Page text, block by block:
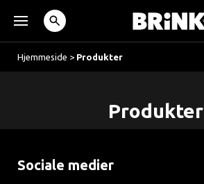
Hjemmeside > Produkter
Produkter
Sociale medier